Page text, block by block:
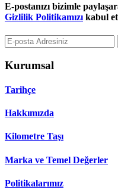
E-postanızı bizimle
Gizlilik Politikamızı kabul
Kurumsal
Tarihçe
Hakkımızda
Kilometre Taşı
Marka ve Temel Değerler
Politikalarımız